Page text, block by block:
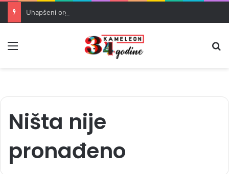
Ništa nije
pronađeno